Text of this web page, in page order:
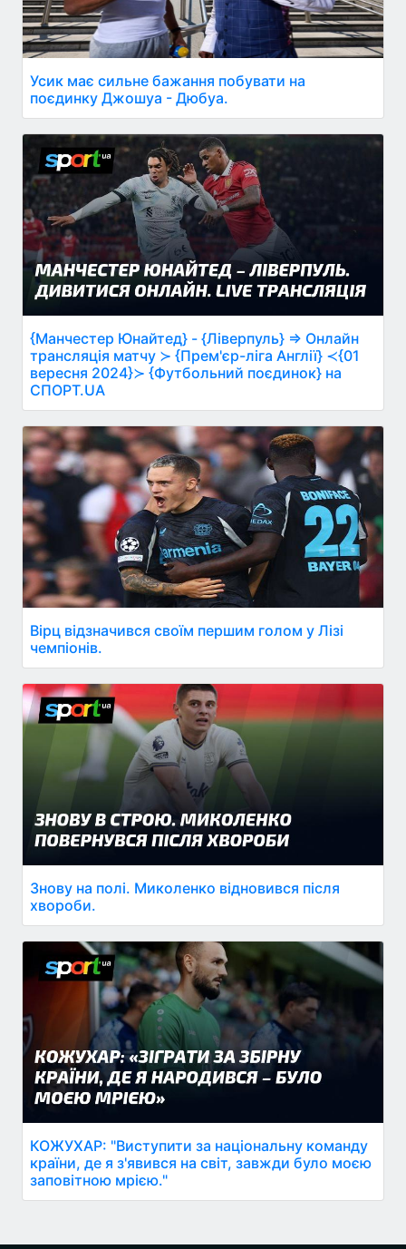
Усик має сильне бажання побувати на
поєдинку Джошуа - Дюбуа.
{Манчестер Юнайтед} - {Ліверпуль} ⇒ Онлайн
трансляція матчу ≻ {Прем'єр-ліга Англії} ≺{01
вересня 2024}≻ {Футбольний поєдинок} на
СПОРТ.UA
Вірц відзначився своїм першим голом у Лізі
чемпіонів.
Знову на полі. Миколенко відновився після
хвороби.
КОЖУХАР: "Виступити за національну команду
країни, де я з'явився на світ, завжди було моєю
заповітною мрією."